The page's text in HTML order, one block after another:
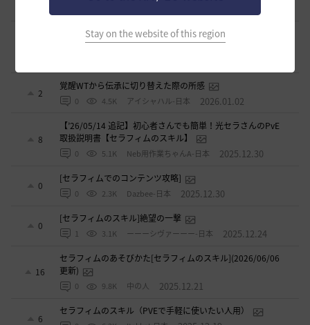
Stay on the website of this region
覚醒メグ スキル紹介＆簡易コンボ集 Vol.1 メイン武器編
2
覚醒WTから伝承に切り替えた際の所感
0 4.5K アイシャハル-日本 2026.01.02
8
【’26/05/14 追記】初心者さんでも簡単！光セラさんのPvE
取扱説明書【セラフィムのスキル】
0 5.1K Neb用作業ちゃんA-日本 2025.12.30
0
[セラフィムでのコンテンツ攻略]
0 2.3K Dazbee-日本 2025.12.30
0
[セラフィムのスキル]絶望の一撃
1 3.1K ーーーシヴァーーー-日本 2025.12.24
16
セラフィムのあそびかた[セラフィムのスキル](2026/06/06
更新)
0 9.8K 中の人 2025.12.21
6
セラフィムのスキル（PVEで手軽に使いたい人用）